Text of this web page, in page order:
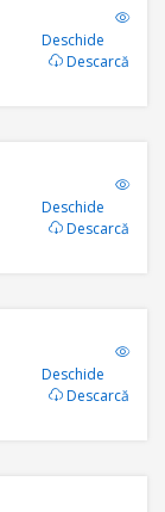
Deschide
Descarcă
Deschide
Descarcă
Deschide
Descarcă